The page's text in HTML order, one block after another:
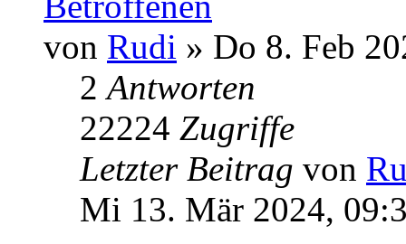
von Rudi » Do 8. Feb
2Antworten
22224 Zugriffe
Letzter Beitrag von
Mi 13. Mär 2024,